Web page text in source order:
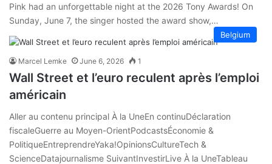
Pink had an unforgettable night at the 2026 Tony Awards! On
Sunday, June 7, the singer hosted the award show,…
Belgium
Marcel Lemke June 6, 2026 1
Wall Street et l’euro reculent après l’emploi
américain
Aller au contenu principal À la UneEn continuDéclaration
fiscaleGuerre au Moyen-OrientPodcastsÉconomie &
PolitiqueEntreprendreYaka!OpinionsCultureTech &
ScienceDatajournalisme SuivantInvestirLive À la UneTableau